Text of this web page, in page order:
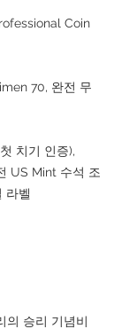
Coin
70, 완전 무
치기 인증),
US Mint 수석 조
라벨
승리 기념비